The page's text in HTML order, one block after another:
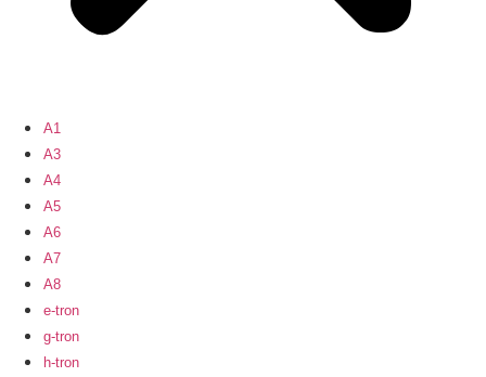
A1
A3
A4
A5
A6
A7
A8
e-tron
g-tron
h-tron